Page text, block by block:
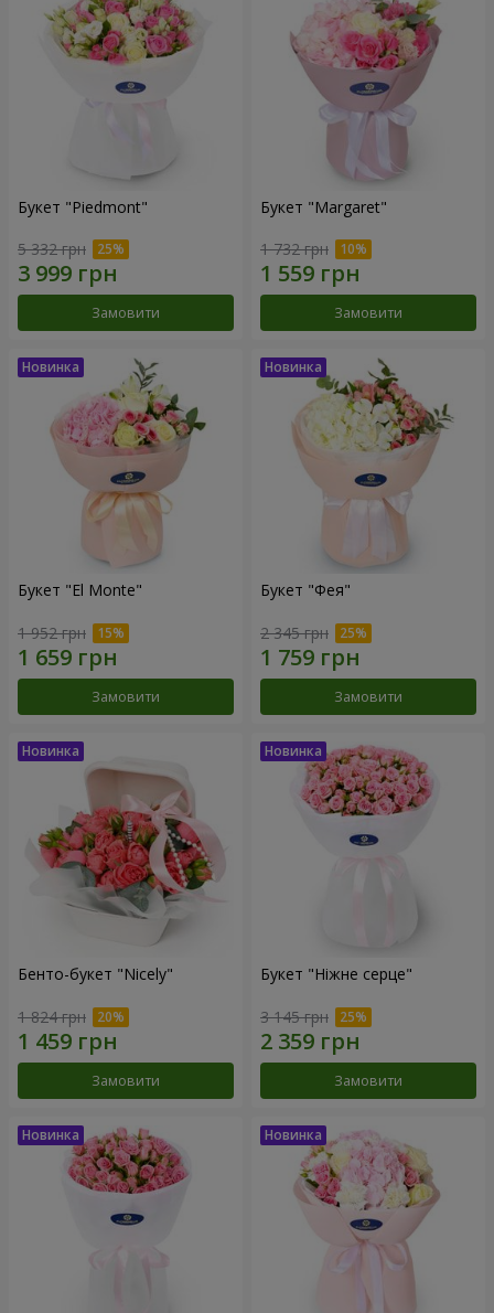
Букет "Piedmont"
5 332 грн
Замовити
Букет "Margaret"
1 732 грн
Замовити
Букет "El Monte"
1 952 грн
Замовити
Букет "Фея"
2 345 грн
Замовити
Бенто-букет "Nicely"
1 824 грн
Замовити
Букет "Ніжне серце"
3 145 грн
Замовити